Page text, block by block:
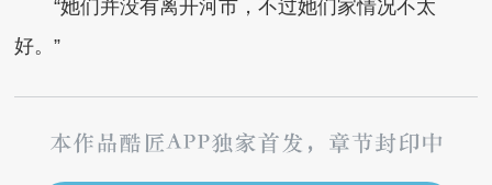
“她们并没有离开河市，不过她们家情况不太
好。”